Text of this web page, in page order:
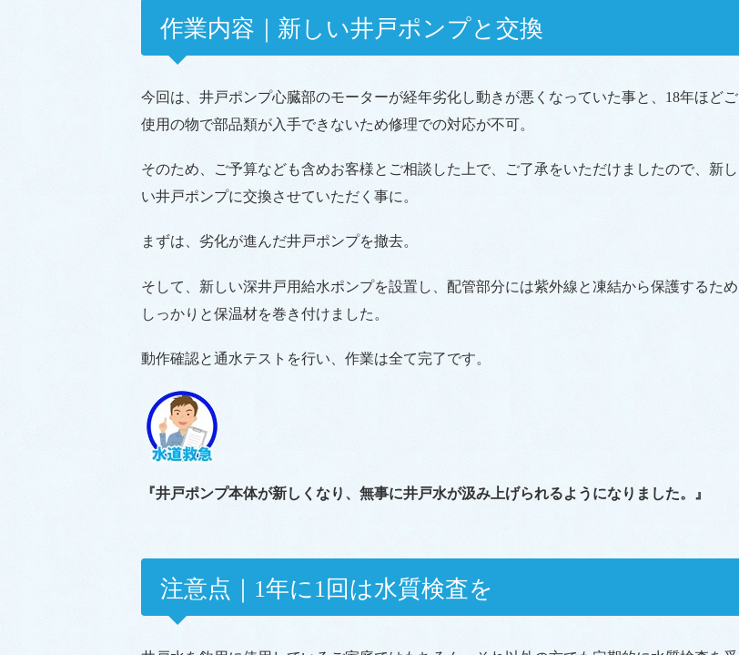
作業内容｜新しい井戸ポンプと交換
今回は、井戸ポンプ心臓部のモーターが経年劣化し動きが悪くなっていた事と、18年ほどご
使用の物で部品類が入手できないため修理での対応が不可。
そのため、ご予算なども含めお客様とご相談した上で、ご了承をいただけましたので、新し
い井戸ポンプに交換させていただく事に。
まずは、劣化が進んだ井戸ポンプを撤去。
そして、新しい深井戸用給水ポンプを設置し、配管部分には紫外線と凍結から保護するため
しっかりと保温材を巻き付けました。
動作確認と通水テストを行い、作業は全て完了です。
『井戸ポンプ本体が新しくなり、無事に井戸水が汲み上げられるようになりました。』
注意点｜1年に1回は水質検査を